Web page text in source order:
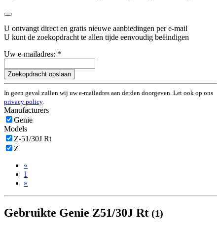
U ontvangt direct en gratis nieuwe aanbiedingen per e-mail
U kunt de zoekopdracht te allen tijde eenvoudig beëindigen
Uw e-mailadres: *
Zoekopdracht opslaan
In geen geval zullen wij uw e-mailadres aan derden doorgeven. Let ook op ons
privacy policy.
Manufacturers
Genie
Models
Z-51/30J Rt
Z
«
1
»
Gebruikte Genie Z51/30J Rt (1)